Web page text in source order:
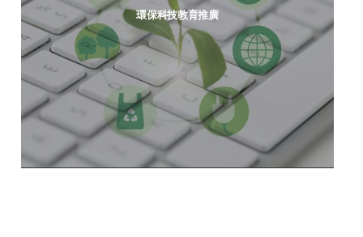
環保科技教育推廣